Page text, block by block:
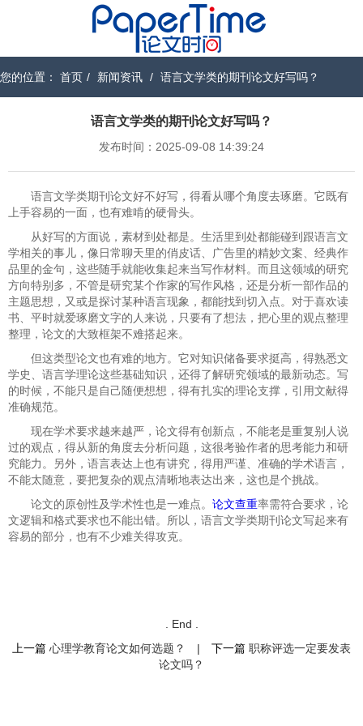
您的位置： 首页 / 新闻资讯 / 语言文学类的期刊论文好写吗？
语言文学类的期刊论文好写吗？
发布时间：2025-09-08 14:39:24
语言文学类期刊论文好不好写，得看从哪个角度去琢磨。它既有
上手容易的一面，也有难啃的硬骨头。
从好写的方面说，素材到处都是。生活里到处都能碰到跟语言文
学相关的事儿，像日常聊天里的俏皮话、广告里的精妙文案、经典作
品里的金句，这些随手就能收集起来当写作材料。而且这领域的研究
方向特别多，不管是研究某个作家的写作风格，还是分析一部作品的
主题思想，又或是探讨某种语言现象，都能找到切入点。对于喜欢读
书、平时就爱琢磨文字的人来说，只要有了想法，把心里的观点整理
整理，论文的大致框架不难搭起来。
但这类型论文也有难的地方。它对知识储备要求挺高，得熟悉文
学史、语言学理论这些基础知识，还得了解研究领域的最新动态。写
的时候，不能只是自己随便想想，得有扎实的理论支撑，引用文献得
准确规范。
现在学术要求越来越严，论文得有创新点，不能老是重复别人说
过的观点，得从新的角度去分析问题，这很考验作者的思考能力和研
究能力。另外，语言表达上也有讲究，得用严谨、准确的学术语言，
不能太随意，要把复杂的观点清晰地表达出来，这也是个挑战。
论文的原创性及学术性也是一难点。 论文查重率需符合要求，论
文逻辑和格式要求也不能出错。所以，语言文学类期刊论文写起来有
容易的部分，也有不少难关得攻克。
. End .
上一篇 心理学教育论文如何选题？ | 下一篇 职称评选一定要发表
论文吗？